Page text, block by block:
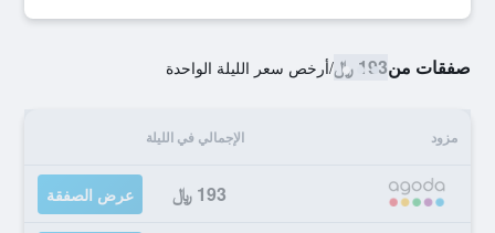
صفقات من193 ﷼ /أرخص سعر الليلة الواحدة
مزود الإجمالي في الليلة
193 ﷼ عرض الصفقة